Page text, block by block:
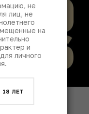
News
не
лиц, не
на
и
личного
ЛЕТ